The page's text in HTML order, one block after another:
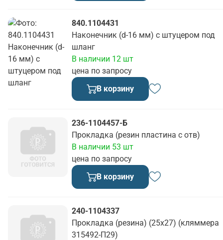
840.1104431
Наконечник (d-16 мм) с штуцером под
шланг
цена по запросу
В наличии 12 шт
В корзину
236-1104457-Б
Прокладка (резин пластина с отв)
цена по запросу
В наличии 53 шт
В корзину
240-1104337
Прокладка (резина) (25х27) (кляммера
315492-П29)